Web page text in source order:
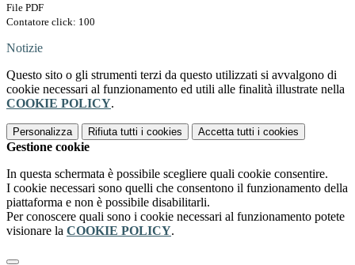
File PDF
Contatore click: 100
Notizie
Questo sito o gli strumenti terzi da questo utilizzati si avvalgono di
cookie necessari al funzionamento ed utili alle finalità illustrate nella
COOKIE POLICY.
Personalizza Rifiuta tutti i cookies Accetta tutti i cookies
Gestione cookie
In questa schermata è possibile scegliere quali cookie consentire.
I cookie necessari sono quelli che consentono il funzionamento della
piattaforma e non è possibile disabilitarli.
Per conoscere quali sono i cookie necessari al funzionamento potete
visionare la COOKIE POLICY.